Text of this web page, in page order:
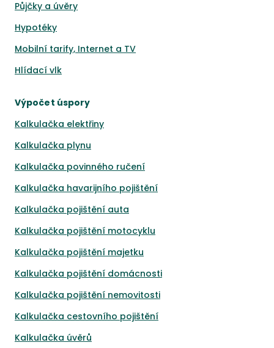
Půjčky a úvěry
Hypotéky
Mobilní tarify, Internet a TV
Hlídací vlk
Výpočet úspory
Kalkulačka elektřiny
Kalkulačka plynu
Kalkulačka povinného ručení
Kalkulačka havarijního pojištění
Kalkulačka pojištění auta
Kalkulačka pojištění motocyklu
Kalkulačka pojištění majetku
Kalkulačka pojištění domácnosti
Kalkulačka pojištění nemovitosti
Kalkulačka cestovního pojištění
Kalkulačka úvěrů